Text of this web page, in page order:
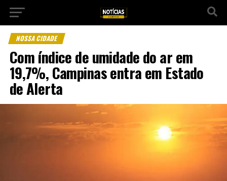
NOSSA CIDADE
Com índice de umidade do ar em
19,7%, Campinas entra em Estado
de Alerta